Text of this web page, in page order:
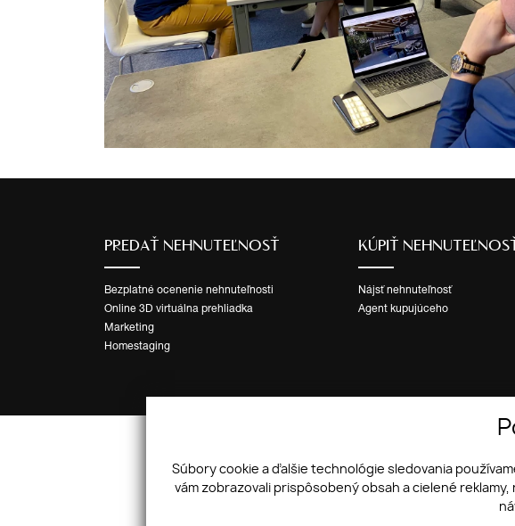
Súbory cookie a ďalšie technológie sledovania
vám zobrazovali prispôsobený obsah a cielené
PREDAŤ NEHNUTEĽNOSŤ
Bezplatné ocenenie nehnuteľnosti
Online 3D virtuálna prehliadka
Marketing
Homestaging
KÚPIŤ
Nájsť nehnuteľnosť
Agent kupujúceho